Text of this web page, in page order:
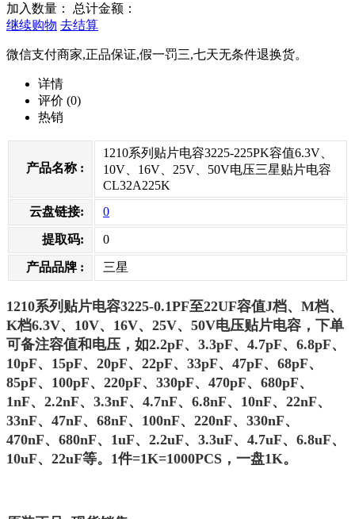
加入数量： 总计金额：
继续购物 去结算
微信支付商家,正品保证,假一罚三,七天无条件退换货。
详情
评价 (0)
热销
产品名称 :
1210系列贴片电容3225-225PK容值6.3V、
10V、16V、25V、50V电压三星贴片电容
CL32A225K
云盘链接:
0
提取码: 0
产品品牌 : 三星
1210系列贴片电容3225-0.1PF至22UF容值J档、M档、
K档6.3V、10V、16V、25V、50V电压贴片电容，下单
可备注容值和电压，如2.2pF、3.3pF、4.7pF、6.8pF、
10pF、15pF、20pF、22pF、33pF、47pF、68pF、
85pF、100pF、220pF、330pF、470pF、680pF、
1nF、2.2nF、3.3nF、4.7nF、6.8nF、10nF、22nF、
33nF、47nF、68nF、100nF、220nF、330nF、
470nF、680nF、1uF、2.2uF、3.3uF、4.7uF、6.8uF、
10uF、22uF等。1件=1K=1000PCS，一盘1K。